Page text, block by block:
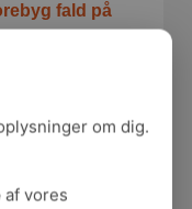
fald på
at arbejde
I se
man
med
om dig.
af vores